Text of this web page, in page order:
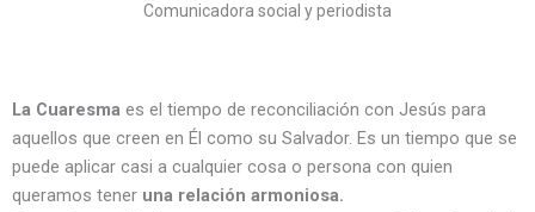
Comunicadora social y periodista
La Cuaresma es el tiempo de reconciliación con Jesús para
aquellos que creen en Él como su Salvador. Es un tiempo que se
puede aplicar casi a cualquier cosa o persona con quien
queramos tener una relación armoniosa.